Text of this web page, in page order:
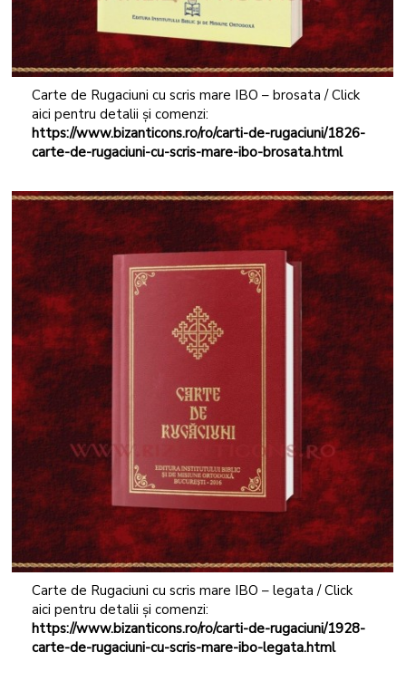
Carte de Rugaciuni cu scris mare IBO – brosata / Click
aici pentru detalii și comenzi:
https://www.bizanticons.ro/ro/carti-de-rugaciuni/1826-
carte-de-rugaciuni-cu-scris-mare-ibo-brosata.html
Carte de Rugaciuni cu scris mare IBO – legata / Click
aici pentru detalii și comenzi:
https://www.bizanticons.ro/ro/carti-de-rugaciuni/1928-
carte-de-rugaciuni-cu-scris-mare-ibo-legata.html